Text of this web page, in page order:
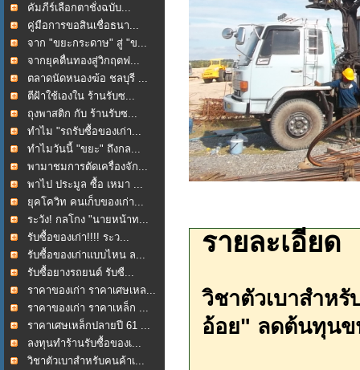
คัมภีร์เลือกตาชั่งฉบับ...
คู่มือการขอสินเชื่อธนา...
จาก "ขยะกระดาษ" สู่ "ข...
จากยุคตื่นทองสู่วิกฤตฟ...
ตลาดนัดหนองฆ้อ ชลบุรี ...
ตีฝ้าใช้เองใน ร้านรับซ...
ถุงพาสติก กับ ร้านรับซ...
ทำไม "รถรับซื้อของเก่า...
ทำไมวันนี้ "ขยะ" ถึงกล...
พามาชมการตัดเครื่องจัก...
พาไป ประมูล ซื้อ เหมา ...
ยุคโควิท คนเก็บของเก่า...
ระวัง! กลโกง "นายหน้าท...
รับซื้อของเก่า!!!! ระว...
รับซื้อของเก่าแบบไหน ล...
รับซื้อยางรถยนต์ รับซื...
ราคาของเก่า ราคาเศษเหล...
ราคาของเก่า ราคาเหล็ก ...
ราคาเศษเหล็กปลายปี 61 ...
ลงทุนทำร้านรับซื้อของเ...
วิชาตัวเบาสำหรับคนค้าเ...
รายละเอียด
วิชาตัวเบาสำห
อ้อย" ลดต้นทุนข